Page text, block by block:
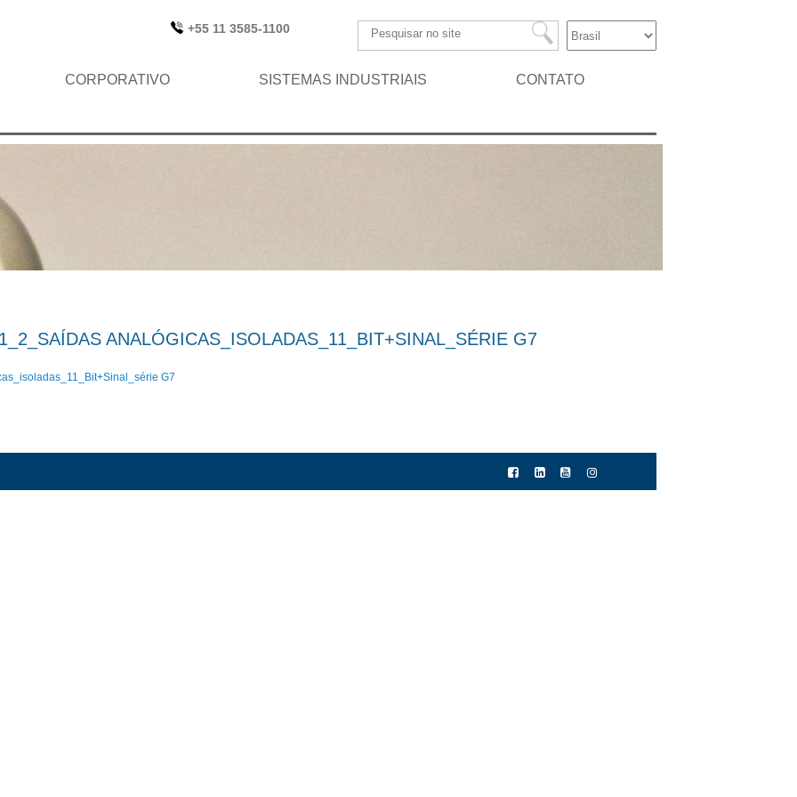
+55 11 3585-1100
CORPORATIVO SISTEMAS INDUSTRIAIS CONTATO
ANALÓGICAS_ISOLADAS_11_BIT+SINAL_SÉRIE G7
G7